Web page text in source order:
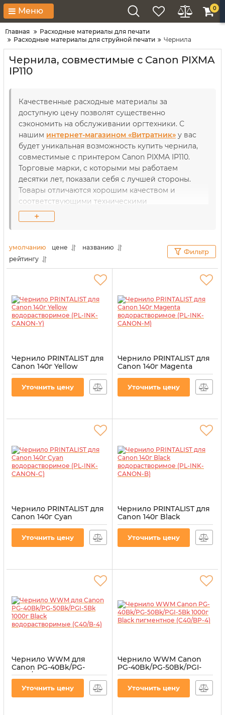
Меню 0
Главная
Расходные материалы для печати
Расходные материалы для струйной печати
Чернила
Чернила, совместимые с Canon PIXMA
IP110
Качественные расходные материалы за
доступную цену позволят существенно
сэкономить на обслуживании оргтехники. С
нашим интернет-магазином «Витратник» у вас
будет уникальная возможность купить чернила,
совместимые с принтером Canon PIXMA IP110.
Торговые марки, с которыми мы работаем
десятки лет, показали себя с лучшей стороны.
Товары отличаются хорошим качеством и
соответствующими техническими
характеристиками. В течение длительного
использования рабочие детали как принтеров,
состоянии. Поэтому, чтобы печатать на
профессиональном уровне, не нужно платить
большие деньги.
+
умолчанию цене
названию
рейтингу
Фильтр
Чернило PRINTALIST для
Canon 140г Yellow
водорастворимое (PL-
PL-INK-CANON-Y
Уточнить цену
Чернило PRINTALIST для
Canon 140г Magenta
водорастворимое (PL-
PL-INK-CANON-M
Уточнить цену
Чернило PRINTALIST для
Canon 140г Cyan
водорастворимое (PL-
PL-INK-CANON-C
Уточнить цену
Чернило PRINTALIST для
Canon 140г Black
водорастворимое (PL-
PL-INK-CANON-B
Уточнить цену
Чернило WWM для
Canon PG-40Bk/PG-
50Bk/PGI-5Bk 1000г Black
(C40/B-4)
Уточнить цену
Чернило WWM Canon
PG-40Bk/PG-50Bk/PGI-
5Bk 1000г Black
пигментное (C40/BP-4)
C40/BP-4
Уточнить цену